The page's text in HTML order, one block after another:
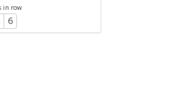
in row
6